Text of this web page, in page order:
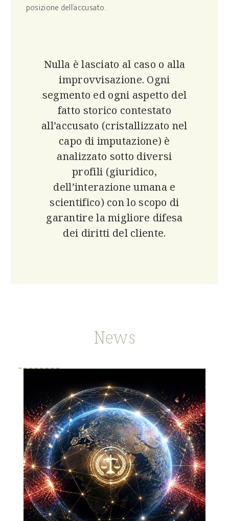
posizione dell’accusato.
Nulla è lasciato al caso o alla
improvvisazione. Ogni
segmento ed ogni aspetto del
fatto storico contestato
all’accusato (cristallizzato nel
capo di imputazione) è
analizzato sotto diversi
profili (giuridico,
dell’interazione umana e
scientifico) con lo scopo di
garantire la migliore difesa
dei diritti del cliente.
News